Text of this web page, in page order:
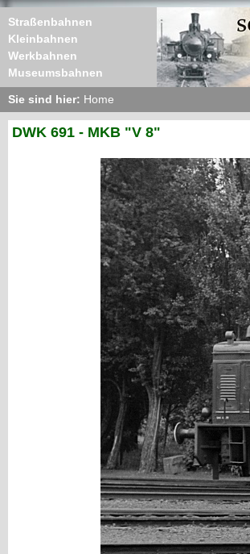
Straßenbahnen
Kleinbahnen
Werkbahnen
Museumsbahnen
Sie sind hier: Home
DWK 691 - MKB "V 8"